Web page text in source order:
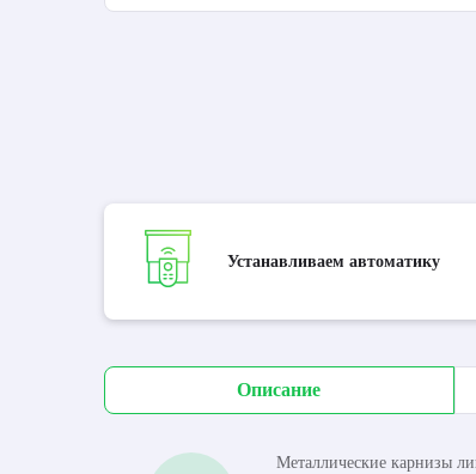
Устанавливаем автоматику
Описание
Металлические карнизы